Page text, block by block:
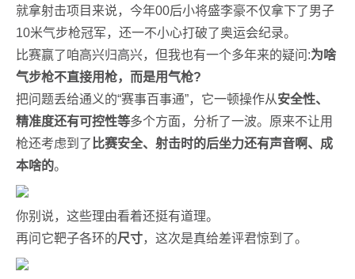
就拿射击项目来说，今年00后小将盛李豪不仅拿下了男子
10米气步枪冠军，还一不小心打破了奥运会纪录。
比赛赢了咱高兴归高兴，但我也有一个多年来的疑问:为啥
气步枪不直接用枪，而是用气枪?
把问题丢给通义的“赛事百事通”，它一顿操作从安全性、
精准度还有可控性等多个方面，分析了一波。原来不让用
枪还考虑到了 比赛安全、射击时的后坐力还有声音啊、成
本啥的。
你别说，这些理由看着还挺有道理。
再问它靶子各环的尺寸，这次是真给差评君惊到了。